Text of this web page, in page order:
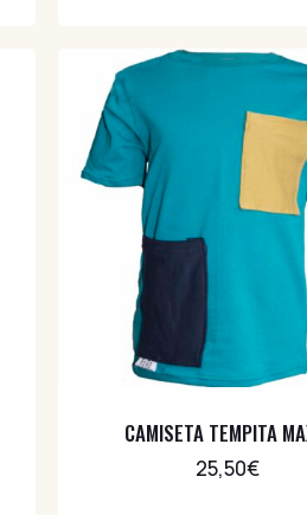
CAMISETA TEMPITA
25,50€